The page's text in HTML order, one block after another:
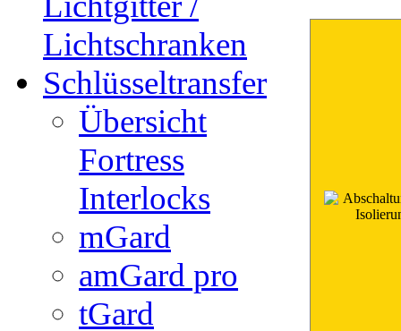
Lichtschranken
Schlüsseltransfer
Übersicht
Fortress
Interlocks
mGard
amGard pro
tGard